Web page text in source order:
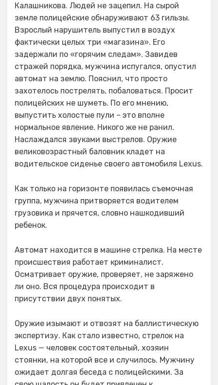
Калашникова. Людей не зацепил. На сырой
земле полицейские обнаруживают 63 гильзы.
Взрослый нарушитель выпустил в воздух
фактически целых три «магазина». Его
задержали по «горячим следам». Завидев
стражей порядка, мужчина испугался, опустил
автомат на землю. Пояснил, что просто
захотелось пострелять, побаловаться. Просит
полицейских не шуметь. По его мнению,
выпустить холостые пули – это вполне
нормальное явление. Никого же не ранил.
Наслаждался звуками выстрелов. Оружие
великовозрастный баловник кладет на
водительское сиденье своего автомобиля Lexus.
Как только на горизонте появилась съемочная
группа, мужчина притворяется водителем
грузовика и прячется, словно нашкодивший
ребенок.
Автомат находится в машине стрелка. На месте
происшествия работает криминалист.
Осматривает оружие, проверяет, не заряжено
ли оно. Вся процедура происходит в
присутствии двух понятых.
Оружие изымают и отвозят на баллистическую
экспертизу. Как стало известно, стрелок на
Lexus — человек состоятельный, хозяин
стоянки, на которой все и случилось. Мужчину
ожидает долгая беседа с полицейскими. За